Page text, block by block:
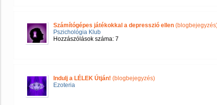
Számítógépes játékokkal a depresszió ellen
Pszichológia Klub
Hozzászólások száma: 7
Indulj a LÉLEK Útján! (blogbejegyzés)
Ezoteria